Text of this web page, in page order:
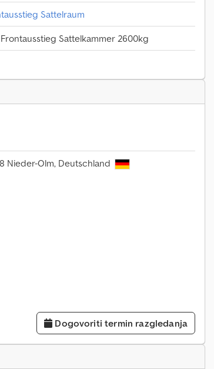
Sattelraum
Sattelkammer 2600kg
Nieder-Olm, Deutschland
Dogovoriti termin razgledanja